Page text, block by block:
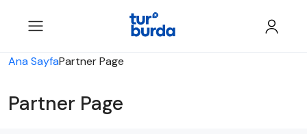
Ana SayfaPartner Page
Partner Page